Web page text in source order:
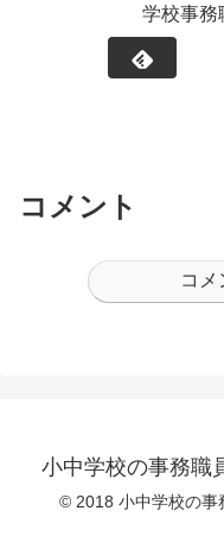
学校事務
コメント
コメ
小中学校の事務職
© 2018 小中学校の事